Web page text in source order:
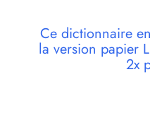
Ce dictionnaire
la version papier
2x